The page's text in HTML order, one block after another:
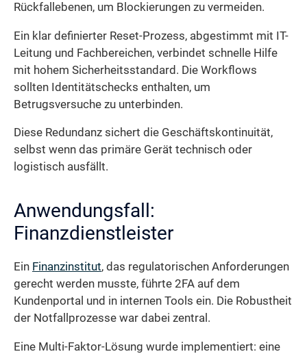
Rückfallebenen, um Blockierungen zu vermeiden.
Ein klar definierter Reset-Prozess, abgestimmt mit IT-
Leitung und Fachbereichen, verbindet schnelle Hilfe
mit hohem Sicherheitsstandard. Die Workflows
sollten Identitätschecks enthalten, um
Betrugsversuche zu unterbinden.
Diese Redundanz sichert die Geschäftskontinuität,
selbst wenn das primäre Gerät technisch oder
logistisch ausfällt.
Anwendungsfall:
Finanzdienstleister
Ein Finanzinstitut, das regulatorischen Anforderungen
gerecht werden musste, führte 2FA auf dem
Kundenportal und in internen Tools ein. Die Robustheit
der Notfallprozesse war dabei zentral.
Eine Multi-Faktor-Lösung wurde implementiert: eine